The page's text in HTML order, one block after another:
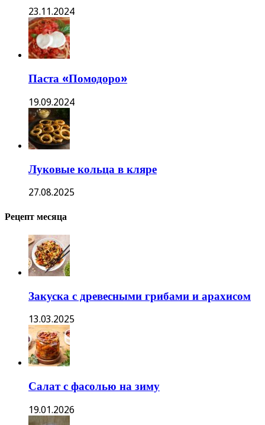
23.11.2024
Паста «Помодоро»
19.09.2024
Луковые кольца в кляре
27.08.2025
Рецепт месяца
Закуска с древесными грибами и арахисом
13.03.2025
Салат с фасолью на зиму
19.01.2026